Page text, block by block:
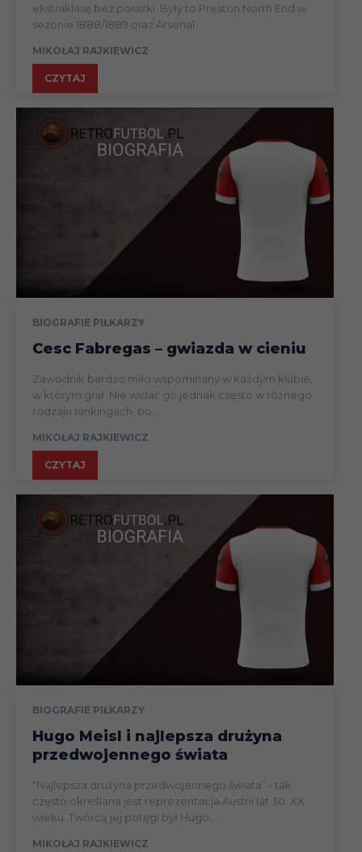
ekstraklasę bez porażki. Były to Preston North End w
sezonie 1888/1889 oraz Arsenal...
MIKOŁAJ RAJKIEWICZ
CZYTAJ
BIOGRAFIE PIŁKARZY
Cesc Fabregas – gwiazda w cieniu
Zawodnik bardzo miło wspominany w każdym klubie,
w którym grał. Nie widać go jednak często w różnego
rodzaju rankingach, bo...
MIKOŁAJ RAJKIEWICZ
CZYTAJ
BIOGRAFIE PIŁKARZY
Hugo Meisl i najlepsza drużyna
przedwojennego świata
“Najlepsza drużyna przedwojennego świata” - tak
często określana jest reprezentacja Austrii lat 30. XX
wieku. Twórcą jej potęgi był Hugo...
MIKOŁAJ RAJKIEWICZ